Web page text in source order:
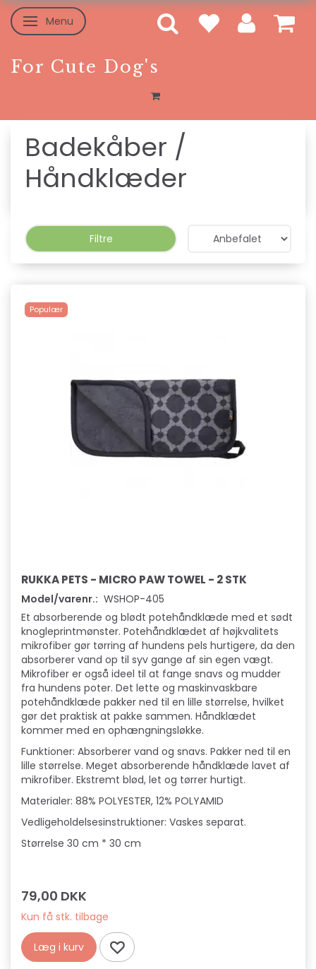
Skifte navigation
Menu
For Cute Dog's
Badekåber /
Håndklæder
Filtre
Populær
RUKKA PETS - MICRO PAW TOWEL - 2 STK
Model/varenr.: WSHOP-405
Et absorberende og blødt potehåndklæde med et sødt
knogleprintmønster. Potehåndklædet af højkvalitets
mikrofiber gør tørring af hundens pels hurtigere, da den
absorberer vand op til syv gange af sin egen vægt.
Mikrofiber er også ideel til at fange snavs og mudder
fra hundens poter. Det lette og maskinvaskbare
potehåndklæde pakker ned til en lille størrelse, hvilket
gør det praktisk at pakke sammen. Håndklædet
kommer med en ophængningsløkke.
Funktioner: Absorberer vand og snavs. Pakker ned til en
lille størrelse. Meget absorberende håndklæde lavet af
mikrofiber. Ekstremt blød, let og tørrer hurtigt.
Materialer: 88% POLYESTER, 12% POLYAMID
Vedligeholdelsesinstruktioner: Vaskes separat.
Størrelse 30 cm * 30 cm
79,00 DKK
Kun få stk. tilbage
Læg i kurv